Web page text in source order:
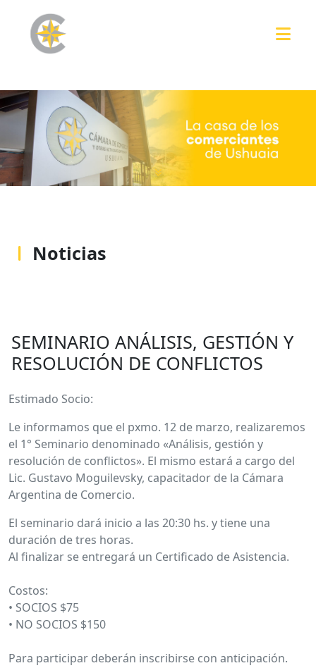
Noticias
SEMINARIO ANÁLISIS, GESTIÓN Y
RESOLUCIÓN DE CONFLICTOS
Estimado Socio:
Le informamos que el pxmo. 12 de marzo, realizaremos
el 1° Seminario denominado «Análisis, gestión y
resolución de conflictos». El mismo estará a cargo del
Lic. Gustavo Moguilevsky, capacitador de la Cámara
Argentina de Comercio.
El seminario dará inicio a las 20:30 hs. y tiene una
duración de tres horas.
Al finalizar se entregará un Certificado de Asistencia.
Costos:
• SOCIOS $75
• NO SOCIOS $150
Para participar deberán inscribirse con anticipación.